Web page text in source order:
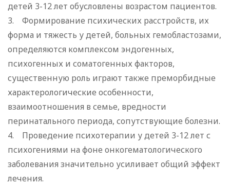
детей 3-12 лет обусловлены возрастом пациентов.
3. Формирование психических расстройств, их
форма и тяжесть у детей, больных гемобластозами,
определяются комплексом эндогенных,
психогенных и соматогенных факторов,
существенную роль играют также преморбидные
характерологические особенности,
взаимоотношения в семье, вредности
перинатального периода, сопутствующие болезни.
4. Проведение психотерапии у детей 3-12 лет с
психогениями на фоне онкогематологического
заболевания значительно усиливает общий эффект
лечения.